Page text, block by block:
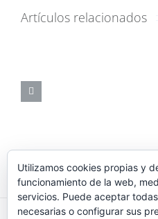
Artículos relacionados
Utilizamos cookies propias y
funcionamiento de la web,
servicios. Puede aceptar
necesarias o configurar sus